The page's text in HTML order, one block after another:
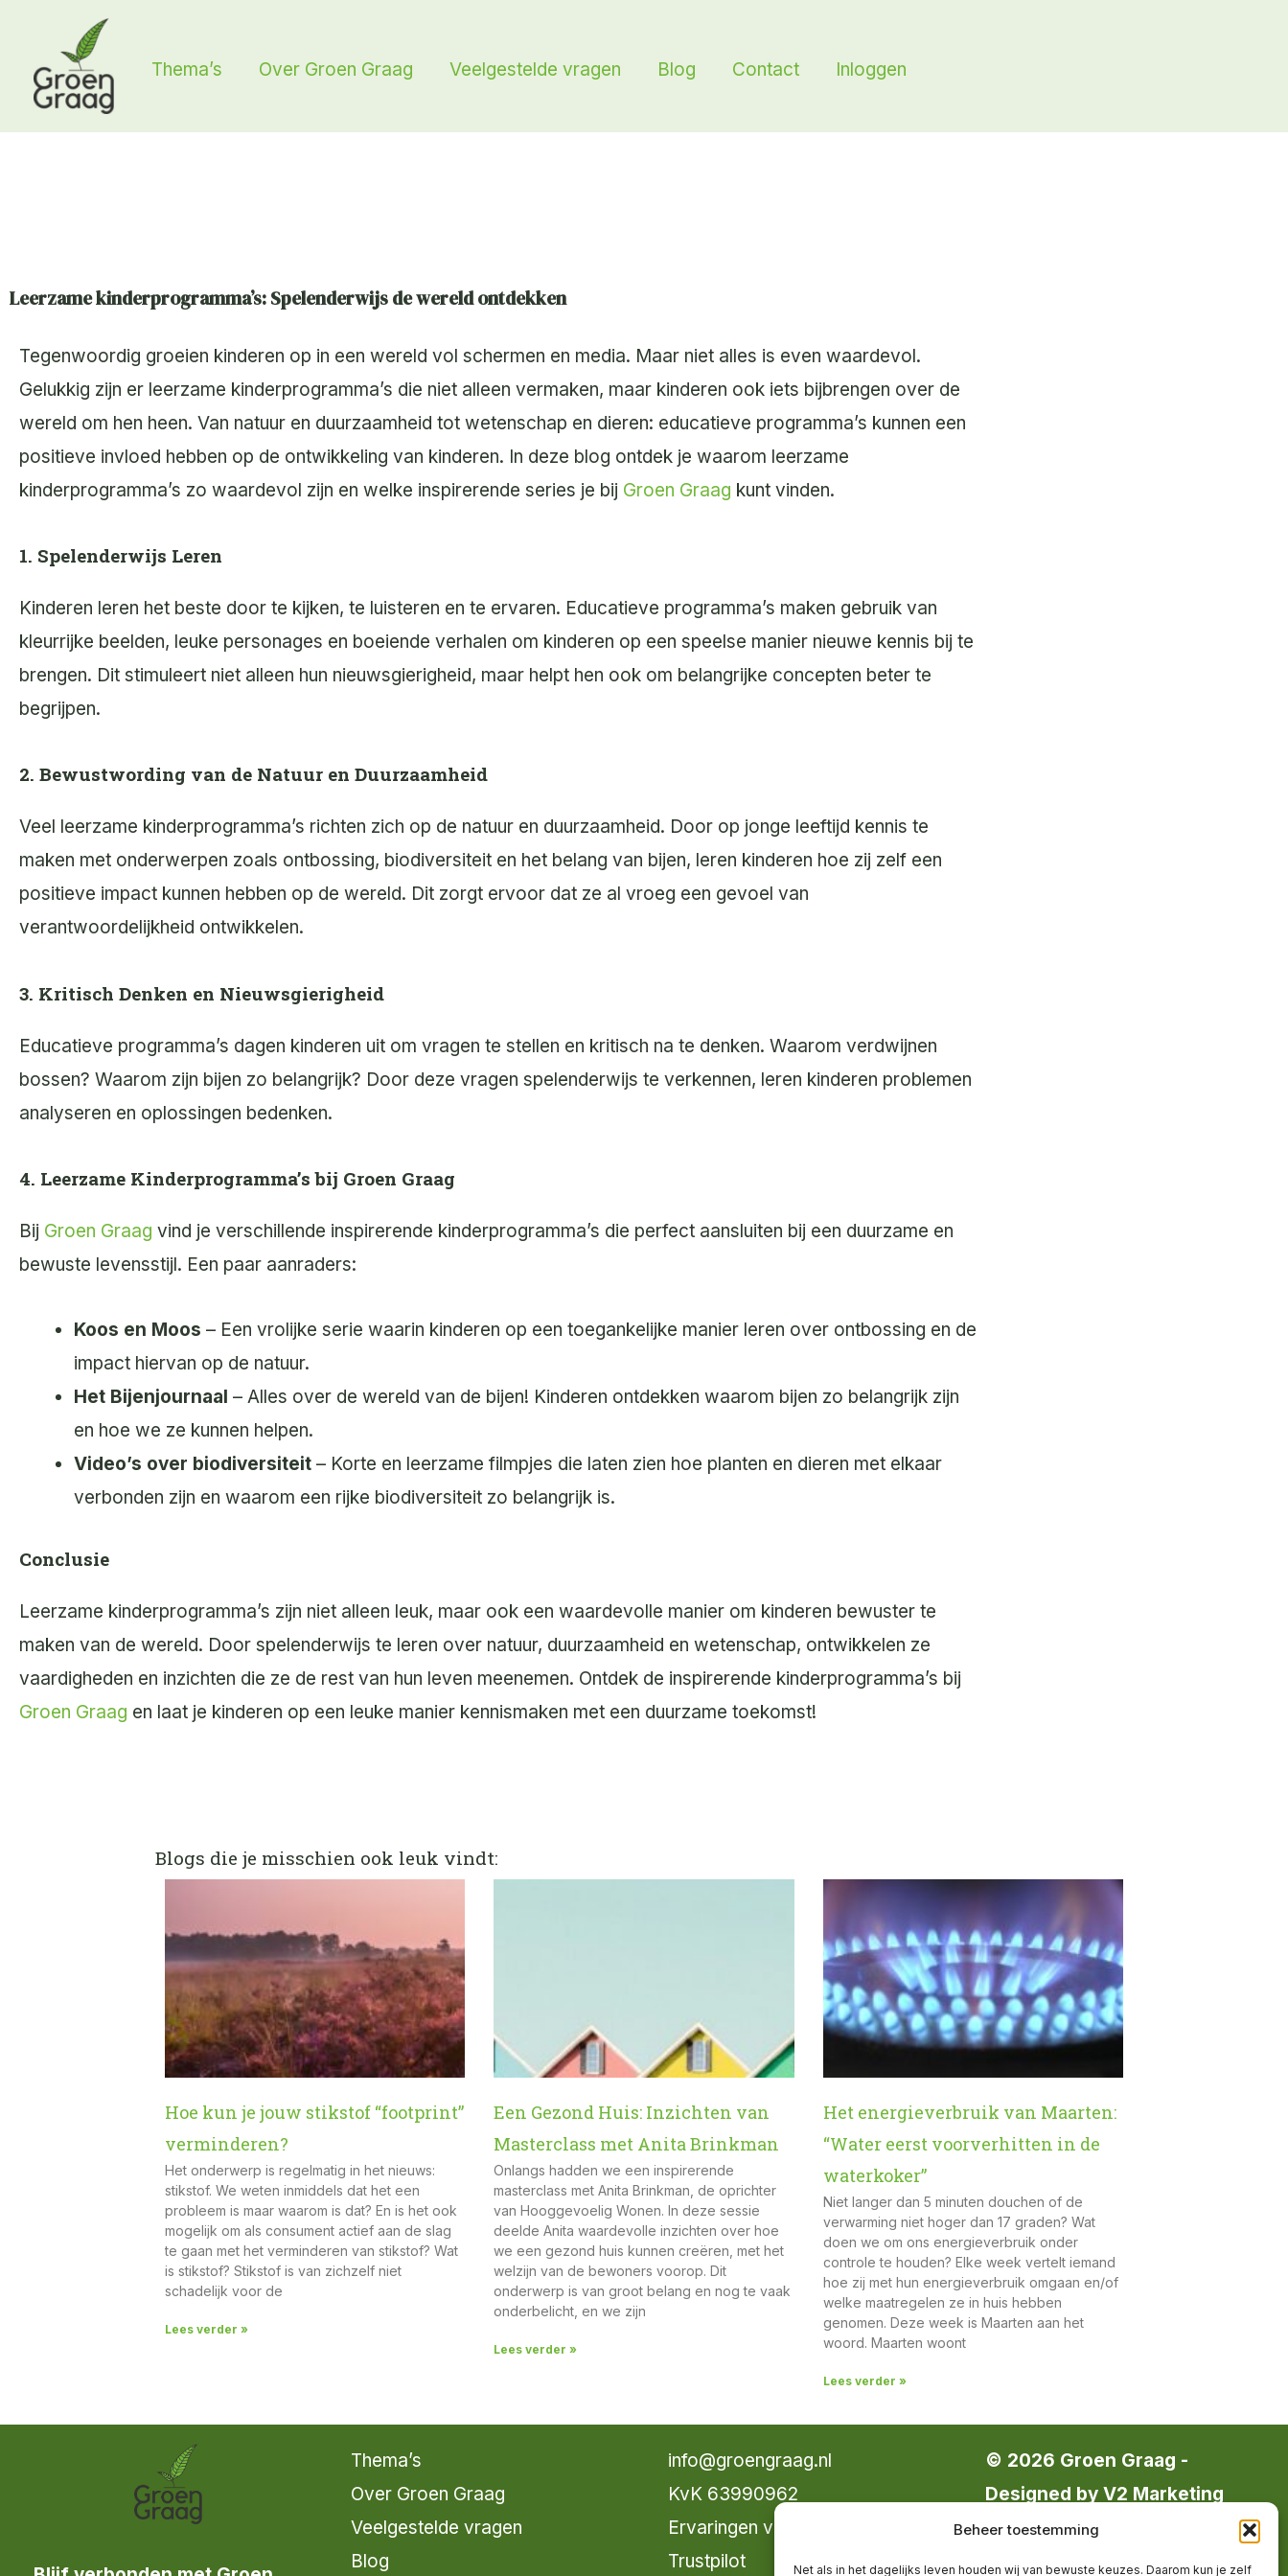
Beheer toestemming
Net als in het dagelijks leven houden wij van bewuste keuzes. Daarom kun je zelf
inhoud
Thema’s Over Groen Graag Veelgestelde vragen Blog Contact Inloggen
Leerzame kinderprogramma’s: Spelenderwijs de wereld ontdekken
Tegenwoordig groeien kinderen op in een wereld vol schermen en media. Maar niet alles is even waardevol.
Gelukkig zijn er leerzame kinderprogramma’s die niet alleen vermaken, maar kinderen ook iets bijbrengen over de
wereld om hen heen. Van natuur en duurzaamheid tot wetenschap en dieren: educatieve programma’s kunnen een
positieve invloed hebben op de ontwikkeling van kinderen. In deze blog ontdek je waarom leerzame
kinderprogramma’s zo waardevol zijn en welke inspirerende series je bij Groen Graag kunt vinden.
1. Spelenderwijs Leren
Kinderen leren het beste door te kijken, te luisteren en te ervaren. Educatieve programma’s maken gebruik van
kleurrijke beelden, leuke personages en boeiende verhalen om kinderen op een speelse manier nieuwe kennis bij te
brengen. Dit stimuleert niet alleen hun nieuwsgierigheid, maar helpt hen ook om belangrijke concepten beter te
begrijpen.
2. Bewustwording van de Natuur en Duurzaamheid
Veel leerzame kinderprogramma’s richten zich op de natuur en duurzaamheid. Door op jonge leeftijd kennis te
maken met onderwerpen zoals ontbossing, biodiversiteit en het belang van bijen, leren kinderen hoe zij zelf een
positieve impact kunnen hebben op de wereld. Dit zorgt ervoor dat ze al vroeg een gevoel van
verantwoordelijkheid ontwikkelen.
3. Kritisch Denken en Nieuwsgierigheid
Educatieve programma’s dagen kinderen uit om vragen te stellen en kritisch na te denken. Waarom verdwijnen
bossen? Waarom zijn bijen zo belangrijk? Door deze vragen spelenderwijs te verkennen, leren kinderen problemen
analyseren en oplossingen bedenken.
4. Leerzame Kinderprogramma’s bij Groen Graag
Bij Groen Graag vind je verschillende inspirerende kinderprogramma’s die perfect aansluiten bij een duurzame en
bewuste levensstijl. Een paar aanraders:
Koos en Moos – Een vrolijke serie waarin kinderen op een toegankelijke manier leren over ontbossing en de
impact hiervan op de natuur.
Het Bijenjournaal – Alles over de wereld van de bijen! Kinderen ontdekken waarom bijen zo belangrijk zijn
en hoe we ze kunnen helpen.
Video’s over biodiversiteit – Korte en leerzame filmpjes die laten zien hoe planten en dieren met elkaar
verbonden zijn en waarom een rijke biodiversiteit zo belangrijk is.
Conclusie
Leerzame kinderprogramma’s zijn niet alleen leuk, maar ook een waardevolle manier om kinderen bewuster te
maken van de wereld. Door spelenderwijs te leren over natuur, duurzaamheid en wetenschap, ontwikkelen ze
vaardigheden en inzichten die ze de rest van hun leven meenemen. Ontdek de inspirerende kinderprogramma’s bij
Groen Graag en laat je kinderen op een leuke manier kennismaken met een duurzame toekomst!
Blogs die je misschien ook leuk vindt:
Hoe kun je jouw stikstof “footprint”
verminderen?
Het onderwerp is regelmatig in het nieuws:
stikstof. We weten inmiddels dat het een
probleem is maar waarom is dat? En is het ook
mogelijk om als consument actief aan de slag
te gaan met het verminderen van stikstof? Wat
is stikstof? Stikstof is van zichzelf niet
schadelijk voor de
Lees verder »
Een Gezond Huis: Inzichten van
Masterclass met Anita Brinkman
Onlangs hadden we een inspirerende
masterclass met Anita Brinkman, de oprichter
van Hooggevoelig Wonen. In deze sessie
deelde Anita waardevolle inzichten over hoe
we een gezond huis kunnen creëren, met het
welzijn van de bewoners voorop. Dit
onderwerp is van groot belang en nog te vaak
onderbelicht, en we zijn
Lees verder »
Het energieverbruik van Maarten:
“Water eerst voorverhitten in de
waterkoker”
Niet langer dan 5 minuten douchen of de
verwarming niet hoger dan 17 graden? Wat
doen we om ons energieverbruik onder
controle te houden? Elke week vertelt iemand
hoe zij met hun energieverbruik omgaan en/of
welke maatregelen ze in huis hebben
genomen. Deze week is Maarten aan het
woord. Maarten woont
Lees verder »
Thema’s
Over Groen Graag
Veelgestelde vragen
Blog
info@groengraag.nl
KvK 63990962
Ervaringen van leden op
Trustpilot
© 2026 Groen Graag -
Designed by V2 Marketing
Groen Graag is onderdeel van